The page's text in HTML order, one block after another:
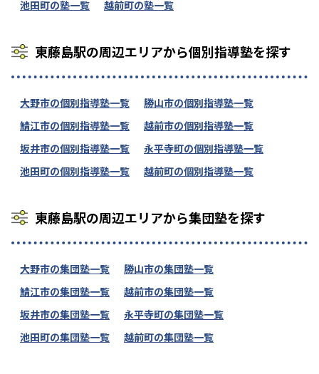
池田町の塾一覧 越前町の塾一覧
東藤島駅の周辺エリアから個別指導塾を探す
大野市の個別指導塾一覧
勝山市の個別指導塾一覧
鯖江市の個別指導塾一覧
越前市の個別指導塾一覧
坂井市の個別指導塾一覧
永平寺町の個別指導塾一覧
池田町の個別指導塾一覧
越前町の個別指導塾一覧
東藤島駅の周辺エリアから集団塾を探す
大野市の集団塾一覧
勝山市の集団塾一覧
鯖江市の集団塾一覧
越前市の集団塾一覧
坂井市の集団塾一覧
永平寺町の集団塾一覧
池田町の集団塾一覧
越前町の集団塾一覧